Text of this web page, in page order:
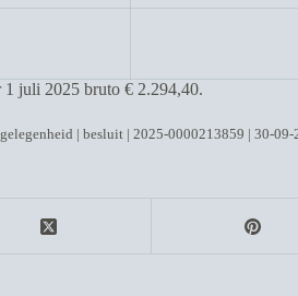
1 juli 2025 bruto € 2.294,40.
| besluit | 2025-0000213859 | 30-09-